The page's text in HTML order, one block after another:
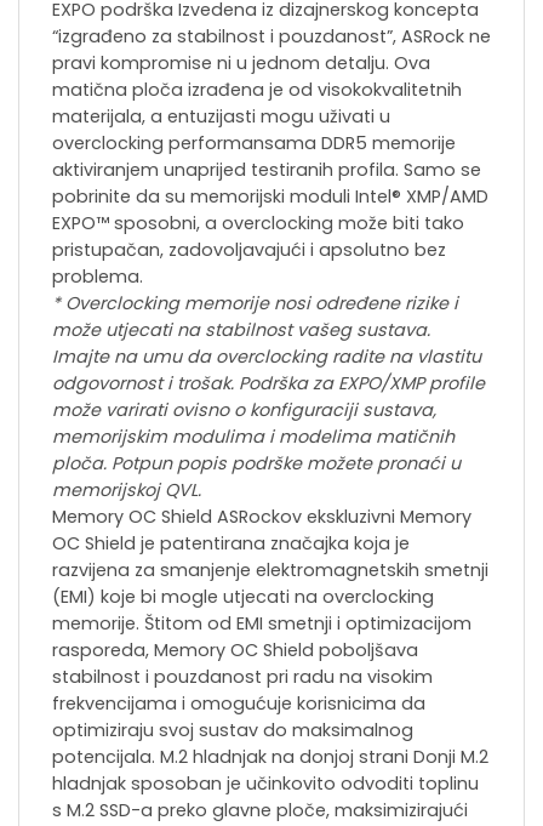
EXPO podrška Izvedena iz dizajnerskog koncepta
“izgrađeno za stabilnost i pouzdanost”, ASRock ne
pravi kompromise ni u jednom detalju. Ova
matična ploča izrađena je od visokokvalitetnih
materijala, a entuzijasti mogu uživati u
overclocking performansama DDR5 memorije
aktiviranjem unaprijed testiranih profila. Samo se
pobrinite da su memorijski moduli Intel® XMP/AMD
EXPO™ sposobni, a overclocking može biti tako
pristupačan, zadovoljavajući i apsolutno bez
problema.
* Overclocking memorije nosi određene rizike i
može utjecati na stabilnost vašeg sustava.
Imajte na umu da overclocking radite na vlastitu
odgovornost i trošak. Podrška za EXPO/XMP profile
može varirati ovisno o konfiguraciji sustava,
memorijskim modulima i modelima matičnih
ploča. Potpun popis podrške možete pronaći u
memorijskoj QVL.
Memory OC Shield ASRockov ekskluzivni Memory
OC Shield je patentirana značajka koja je
razvijena za smanjenje elektromagnetskih smetnji
(EMI) koje bi mogle utjecati na overclocking
memorije. Štitom od EMI smetnji i optimizacijom
rasporeda, Memory OC Shield poboljšava
stabilnost i pouzdanost pri radu na visokim
frekvencijama i omogućuje korisnicima da
optimiziraju svoj sustav do maksimalnog
potencijala. M.2 hladnjak na donjoj strani Donji M.2
hladnjak sposoban je učinkovito odvoditi toplinu
s M.2 SSD-a preko glavne ploče, maksimizirajući